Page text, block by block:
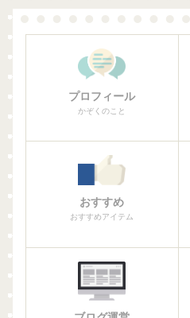
プロフィール
かぞくのこと
おすすめ
おすすめアイテム